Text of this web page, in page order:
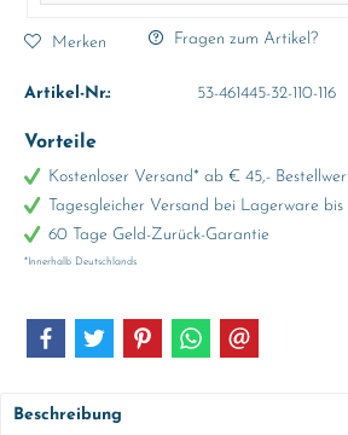
Merken Fragen zum Artikel?
Artikel-Nr.: 53-461445-32-110-116
Vorteile
Kostenloser Versand* ab € 45,-
Tagesgleicher Versand bei Lagerware bis
60 Tage Geld-Zurück-Garantie
*Innerhalb Deutschlands
Beschreibung